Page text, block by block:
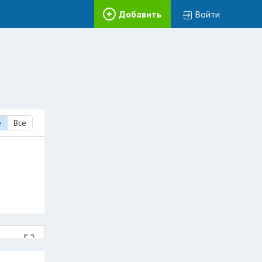
Добавить Войти
Все